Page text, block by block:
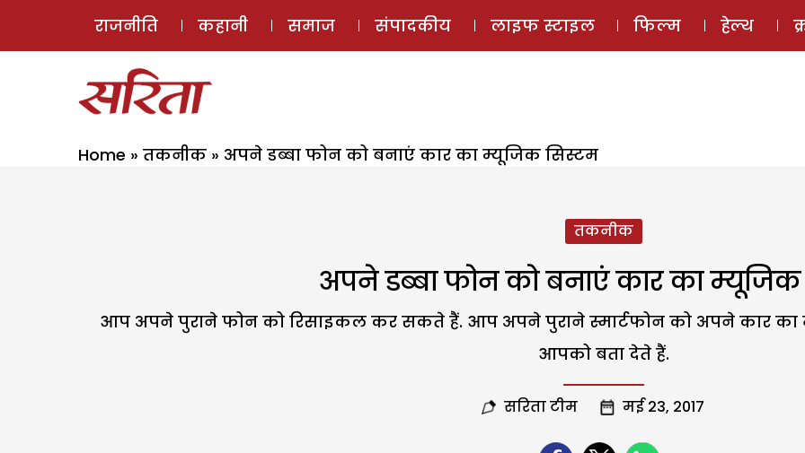
ई-मैगज़ीन
राजनीति कहानी समाज संपादकीय लाइफ स्टाइल फिल्म हेल्थ
Home » तकनीक » अपने डब्बा फोन को बनाएं कार का म्यूजिक सिस्टम
तकनीक
अपने डब्बा फोन को बनाएं कार का
आप अपने पुराने फोन को रिसाइकल कर सकते हैं. आप अपने पुराने स्मार्टफोन को अपने कार का
आपको बता देते हैं.
सरिता टीम मई 23, 2017